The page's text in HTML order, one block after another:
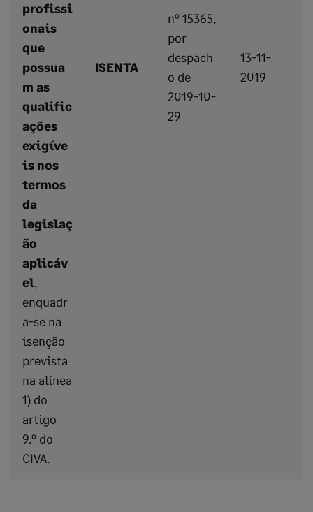
profissi
onais
que
possua
m as
qualific
ações
exigíve
is nos
termos
da
legislaç
ão
aplicáv
el,
enquadr
a-se na
isenção
prevista
na alínea
1) do
artigo
9.º do
CIVA.
ISENTA
nº 15365,
por
despach
o de
2019-10-
29
13-11-
2019